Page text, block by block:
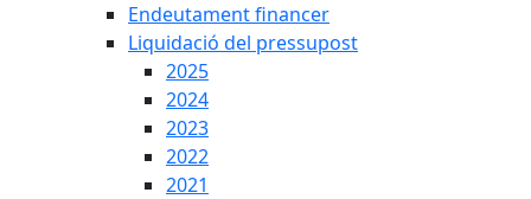
Endeutament financer
Liquidació del pressupost
2025
2024
2023
2022
2021